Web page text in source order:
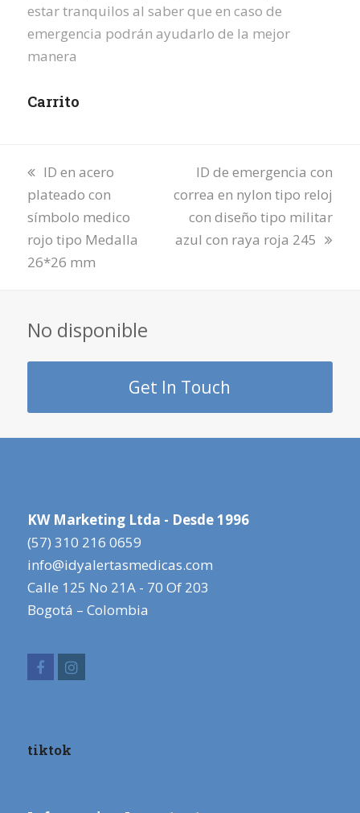
estar tranquilos al saber que en caso de
emergencia podrán ayudarlo de la mejor
manera
Carrito
previous
post:
ID en acero
plateado con
símbolo medico
rojo tipo Medalla
26*26 mm
next
post:
ID de emergencia con
correa en nylon tipo reloj
con diseño tipo militar
azul con raya roja 245
No disponible
Get In Touch
KW Marketing Ltda - Desde 1996
(57) 310 216 0659
info@idyalertasmedicas.com
Calle 125 No 21A - 70 Of 203
Bogotá – Colombia
FacebookInstagram
tiktok